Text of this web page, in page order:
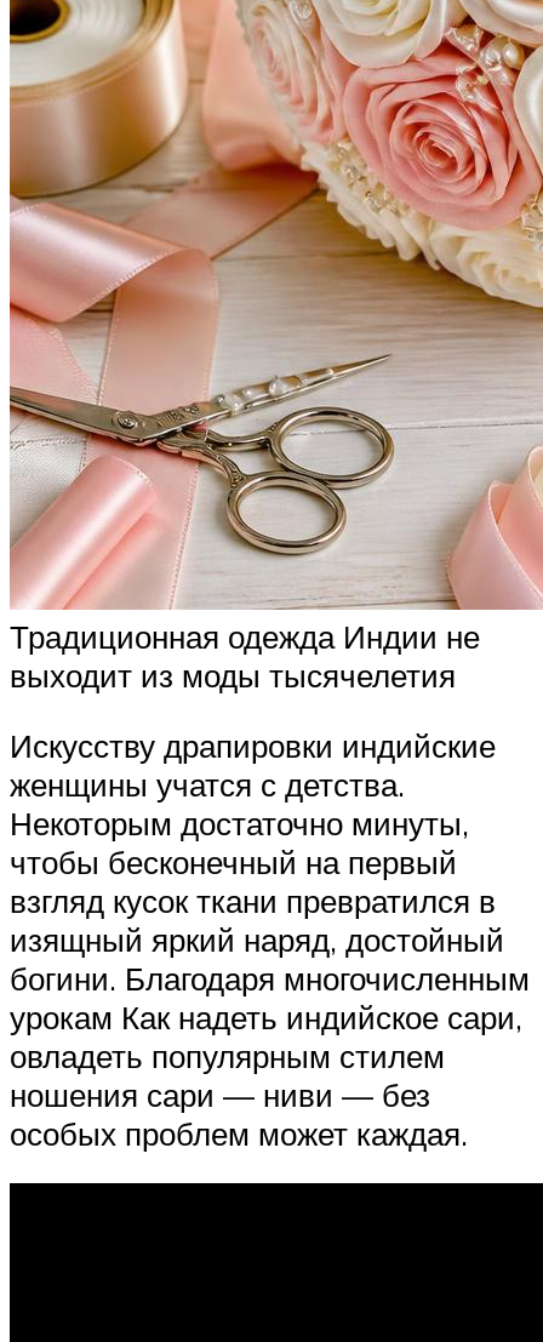
Традиционная одежда Индии не
выходит из моды тысячелетия
Искусству драпировки индийские
женщины учатся с детства.
Некоторым достаточно минуты,
чтобы бесконечный на первый
взгляд кусок ткани превратился в
изящный яркий наряд, достойный
богини. Благодаря многочисленным
урокам Как надеть индийское сари,
овладеть популярным стилем
ношения сари — ниви — без
особых проблем может каждая.